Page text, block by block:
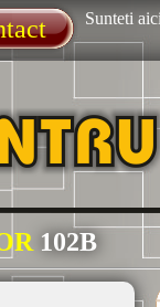
Sunteti
102B